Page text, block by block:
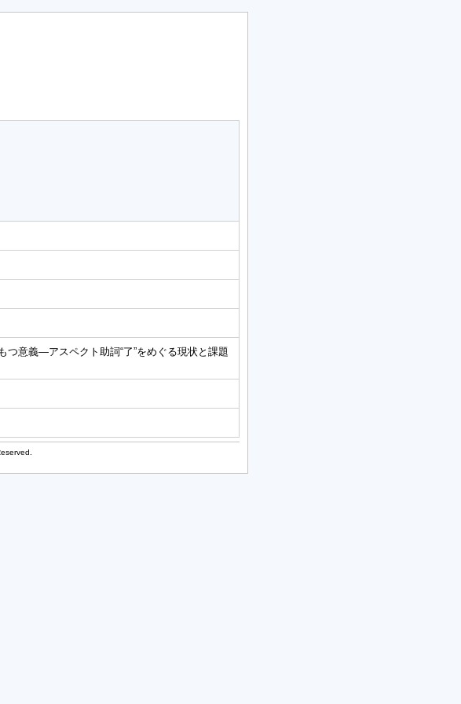
つ意義―アスペクト助詞“了”をめぐる現状と課題